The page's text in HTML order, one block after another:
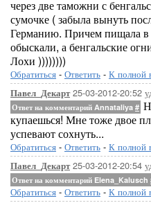
через две таможни с
сумочке ( забыла вынуть
Германию. Причем пищала в
обыскали, а бенгальские
Лохи ))))))))
Обратиться - Ответить - К полной
Павел_Декарт25-03-2012-20:52
Ответ на комментарий Annataliya #
купаешься! Мне тоже двое
успевают сохнуть...
Обратиться - Ответить - К полной
Павел_Декарт25-03-2012-20:54
Ответ на комментарий Elena_Kalusch
Обратиться - Ответить - К полной